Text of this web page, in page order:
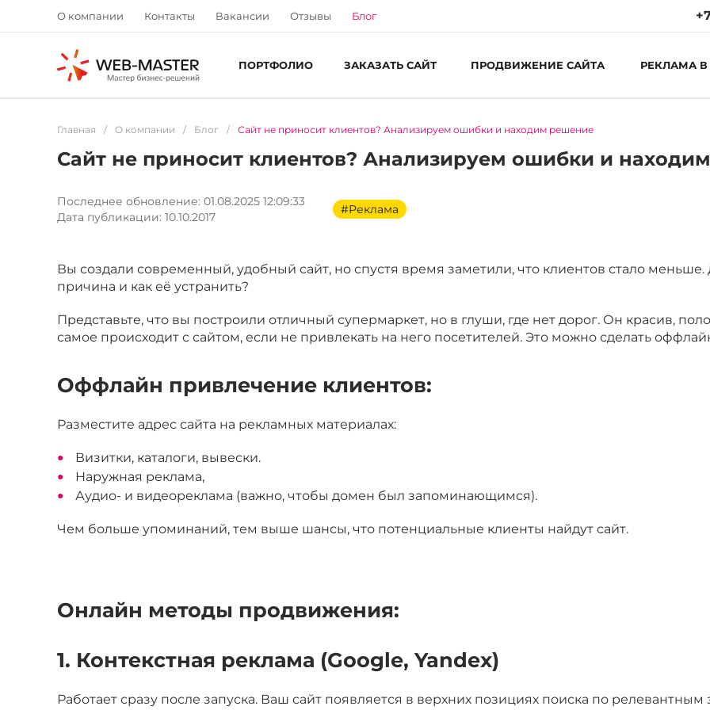
О компании Контакты Вакансии Отзывы Блог
ПОРТФОЛИО ЗАКАЗАТЬ САЙТ ПРОДВИЖЕНИЕ САЙТА РЕКЛАМА В
Главная / О компании / Блог / Сайт не приносит клиентов? Анализируем ошибки и находим решение
Сайт не приносит клиентов? Анализируем ошибки и
Последнее обновление: 01.08.2025 12:09:33
Дата публикации: 10.10.2017
#Реклама
Вы создали современный, удобный сайт, но спустя время заметили, что клиентов стало
причина и как её устранить?
Представьте, что вы построили отличный супермаркет, но в глуши, где нет дорог. Он красив,
самое происходит с сайтом, если не привлекать на него посетителей. Это можно сделать
Оффлайн привлечение клиентов:
Разместите адрес сайта на рекламных материалах:
Визитки, каталоги, вывески.
Наружная реклама,
Аудио- и видеореклама (важно, чтобы домен был запоминающимся).
Чем больше упоминаний, тем выше шансы, что потенциальные клиенты найдут сайт.
Онлайн методы продвижения:
1. Контекстная реклама (Google, Yandex)
Работает сразу после запуска. Ваш сайт появляется в верхних позициях поиска по релевантным